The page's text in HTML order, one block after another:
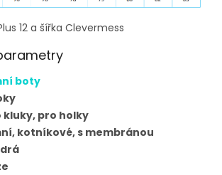
12 a šířka Clevermess
boty
kluky, pro holky
kotníkové, s membránou